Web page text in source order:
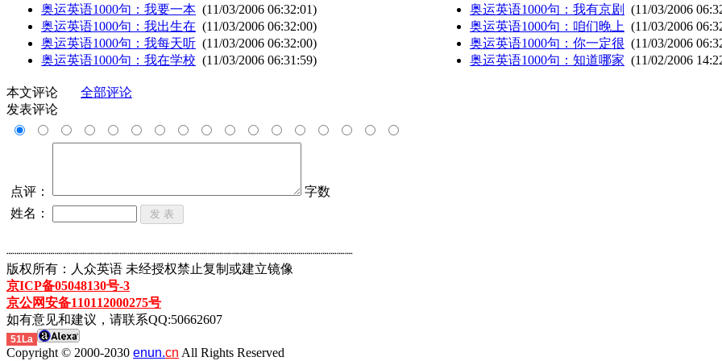
奥运英语1000句：我要一本 (11/03/2006 06:32:01)
奥运英语1000句：我出生在 (11/03/2006 06:32:00)
奥运英语1000句：我每天听 (11/03/2006 06:32:00)
奥运英语1000句：我在学校 (11/03/2006 06:31:59)
奥运英语1000句：我有京剧
(11/03/2006
奥运英语1000句：咱们晚上 (11/03/2006
奥运英语1000句：你一定很 (11/03/2006
奥运英语1000句：知道哪家 (11/02/2006
本文评论
全部评论
发表评论
点评：
字数
姓名：
┈┈┈┈┈┈┈┈┈┈┈┈┈┈┈┈┈┈┈┈┈┈┈┈┈┈┈┈┈┈┈┈┈┈┈┈┈┈┈┈┈┈┈
版权所有：人众英语 未经授权禁止复制或建立镜像
京ICP备05048130号-3
京公网安备110112000275号
如有意见和建议，请联系QQ:50662607
51La
Copyright © 2000-2030 enun.cn All Rights Reserved